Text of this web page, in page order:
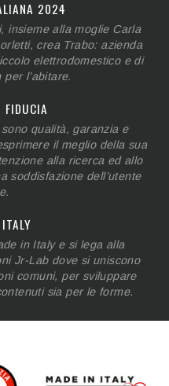
2024
insieme alla moglie Carla
crea Trabo: azienda
elettrodomestico e di
l’abitare.
FIDUCIA
qualità, garanzia e
il meglio della sua
alla ricerca ed allo
soddisfazione dell’utente
in Italy e si lega alla
Jr-Lab dove si uniscono
comuni, per sviluppare
sia per le forme.